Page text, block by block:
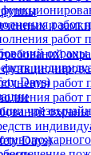
работ
охраны
Days)
и
работ
охраны
Days)